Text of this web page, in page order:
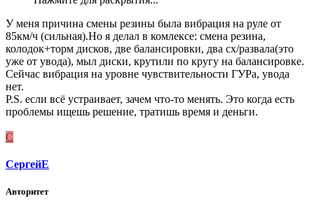
У меня причина смены резины была вибрация на руле от
85км/ч (сильная).Но я делал в комлексе: смена резина,
колодок+торм дисков, две балансировки, два сх/развала(это
уже от увода), мыл диски, крутили по кругу на балансировке.
Сейчас вибрация на уровне чувствительности ГУРа, увода
нет.
P.S. если всё устраивает, зачем что-то менять. Это когда есть
проблемы ищешь решение, тратишь время и деньги.
С
СергейЕ
Авторитет